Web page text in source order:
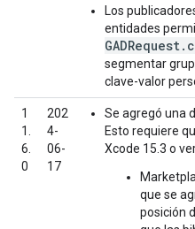
Los
entidades
segmentar
clave-valor
1
1.
6.
0
202
4-
06-
17
Se agregó una
Esto requiere
Xcode 15.3 o
que se
posición